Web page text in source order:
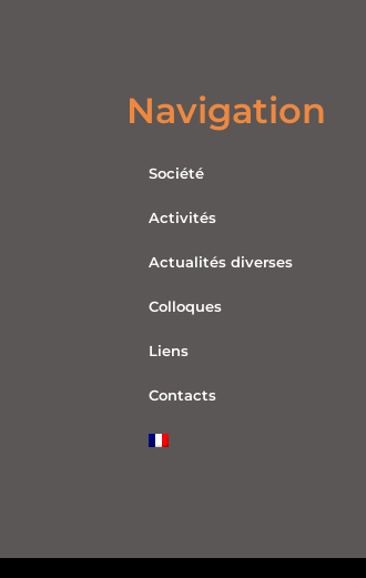
Navigation
Société
Activités
Actualités diverses
Colloques
Liens
Contacts